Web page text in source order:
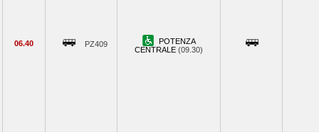
06.40 PZ409
POTENZA
CENTRALE (09.30)